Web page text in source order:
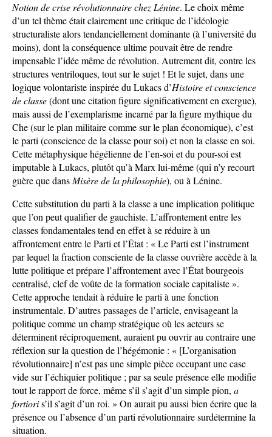
Notion de crise révolutionnaire chez Lénine. Le choix même
d’un tel thème était clairement une critique de l’idéologie
structuraliste alors tendanciellement dominante (à l’université du
moins), dont la conséquence ultime pouvait être de rendre
impensable l’idée même de révolution. Autrement dit, contre les
structures ventriloques, tout sur le sujet ! Et le sujet, dans une
logique volontariste inspirée du Lukacs d’Histoire et conscience
de classe(dont une citation figure significativement en exergue),
mais aussi de l’exemplarisme incarné par la figure mythique du
Che (sur le plan militaire comme sur le plan économique), c’est
le parti (conscience de la classe pour soi) et non la classe en soi.
Cette métaphysique hégélienne de l’en-soi et du pour-soi est
imputable à Lukacs, plutôt qu’à Marx lui-même (qui n’y recourt
guère que dans Misère de la philosophie), ou à Lénine.
Cette substitution du parti à la classe a une implication politique
que l’on peut qualifier de gauchiste. L’affrontement entre les
classes fondamentales tend en effet à se réduire à un
affrontement entre le Parti et l’État : « Le Parti est l’instrument
par lequel la fraction consciente de la classe ouvrière accède à la
lutte politique et prépare l’affrontement avec l’État bourgeois
centralisé, clef de voûte de la formation sociale capitaliste ».
Cette approche tendait à réduire le parti à une fonction
instrumentale. D’autres passages de l’article, envisageant la
politique comme un champ stratégique où les acteurs se
déterminent réciproquement, auraient pu ouvrir au contraire une
réflexion sur la question de l’hégémonie : « [L’organisation
révolutionnaire] n’est pas une simple pièce occupant une case
vide sur l’échiquier politique ; par sa seule présence elle modifie
tout le rapport de force, même s’il s’agit d’un simple pion, a
fortioris’il s’agit d’un roi. » On aurait pu aussi bien écrire que la
présence ou l’absence d’un parti révolutionnaire surdétermine la
situation.